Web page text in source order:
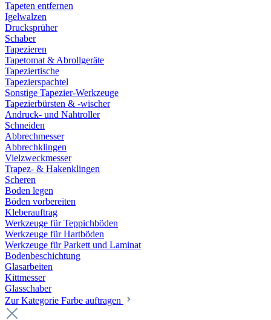
Tapeten entfernen
Igelwalzen
Drucksprüher
Schaber
Tapezieren
Tapetomat & Abrollgeräte
Tapeziertische
Tapezierspachtel
Sonstige Tapezier-Werkzeuge
Tapezierbürsten & -wischer
Andruck- und Nahtroller
Schneiden
Abbrechmesser
Abbrechklingen
Vielzweckmesser
Trapez- & Hakenklingen
Scheren
Boden legen
Böden vorbereiten
Kleberauftrag
Werkzeuge für Teppichböden
Werkzeuge für Hartböden
Werkzeuge für Parkett und Laminat
Bodenbeschichtung
Glasarbeiten
Kittmesser
Glasschaber
Zur Kategorie Farbe auftragen